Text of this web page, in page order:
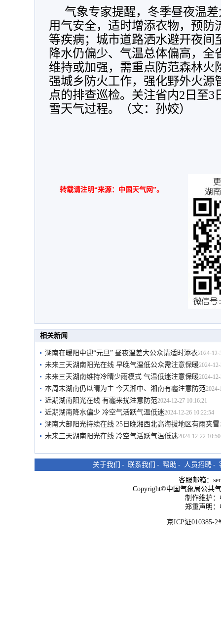
气象专家提醒，冬季昼夜温
用气安全，适时增添衣物，预防
等疾病；城市道路洒水避开夜间
降水仍偏少、气温总体偏高，全
维持或加强，需重点防范森林火
强城乡防火工作，强化野外火源
点的排查巡检。关注省内2日至3
雪天气过程。（文：孙姣）
转载请注明“来源：中国天气网”。
相关新闻
湖南在暖阳中迎“元旦” 昼夜温差大公众请适时添衣2024-12-
未来三天湖南阳光在线 早晚气温低公众需注意保暖2024-
未来三天湖南维持冷晴少雨模式 气温低迷注意保暖2024-
本周末湖南仍以晴为主 今天湘中、湘南有霾注意防范2024-
近期湖南阳光在线 有霾来扰注意防范2024-12-27 10:16:21
近期湖南降水偏少 冷空气活跃气温低迷2024-12-26 10:22:54
湖南大部阳光持续在线 25日晚湘西北高海拔地区有雨夹雪
未来三天湖南阳光在线 冷空气活跃气温低迷2024-12-22
关于我们 - 联系我们 - 帮助 - 人员招聘 -
客服邮箱：
Copyright©中国气象局公共
制作维护
郑重声明
京ICP证010385-2